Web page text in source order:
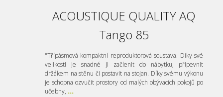
ACOUSTIQUE QUALITY AQ
Tango 85
"Třípásmová kompaktní reproduktorová soustava. Díky své
velikosti je snadné ji začlenit do nábytku, připevnit
držákem na stěnu či postavit na stojan. Díky svému výkonu
je schopna ozvučit prostory od malých obývacích pokojů po
učebny, ...